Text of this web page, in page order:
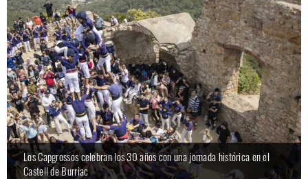
Los Capgrossos celebran los 30 años con una jornada histórica en el
Castell de Burriac